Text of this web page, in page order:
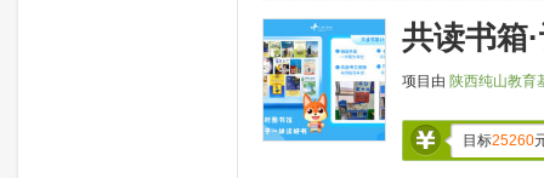
共读书箱
项目由 陕西纯山教育
目标25260